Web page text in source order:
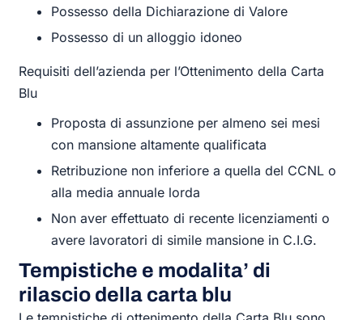
Possesso della Dichiarazione di Valore
Possesso di un alloggio idoneo
Requisiti dell’azienda per l’Ottenimento della Carta
Blu
Proposta di assunzione per almeno sei mesi
con mansione altamente qualificata
Retribuzione non inferiore a quella del CCNL o
alla media annuale lorda
Non aver effettuato di recente licenziamenti o
avere lavoratori di simile mansione in C.I.G.
Tempistiche e modalita’ di
rilascio della carta blu